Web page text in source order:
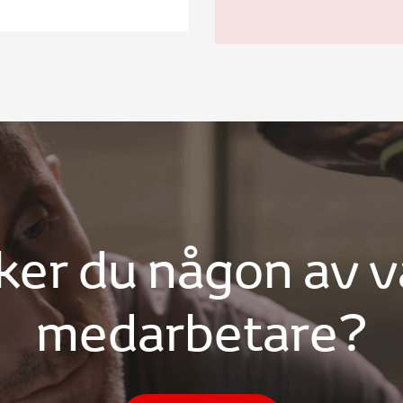
du någon av
medarbetare?